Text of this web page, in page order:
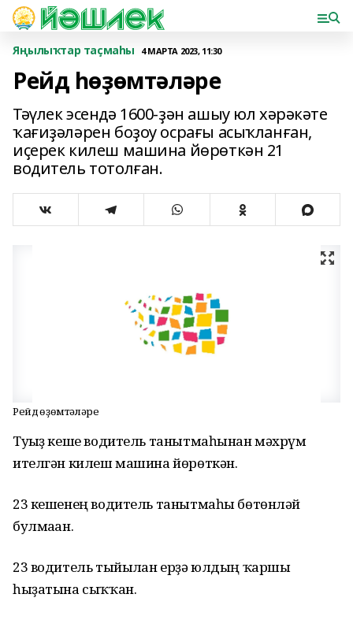
Яңылыҡтар таҫмаһы 4 МАРТА 2023, 11:30
Рейд һөҙөмтәләре
Тәүлек эсендә 1600-ҙән ашыу юл хәрәкәте
ҡағиҙәләрен боҙоу осрағы асыҡланған,
иҫерек килеш машина йөрөткән 21
водитель тотолған.
Рейд һөҙөмтәләре
Туғыҙ кеше водитель танытмаһынан мәхрүм
ителгән килеш машина йөрөткән.
23 кешенең водитель танытмаһы бөтөнләй
булмаған.
23 водитель тыйылған ерҙә юлдың ҡаршы
һыҙатына сыҡҡан.